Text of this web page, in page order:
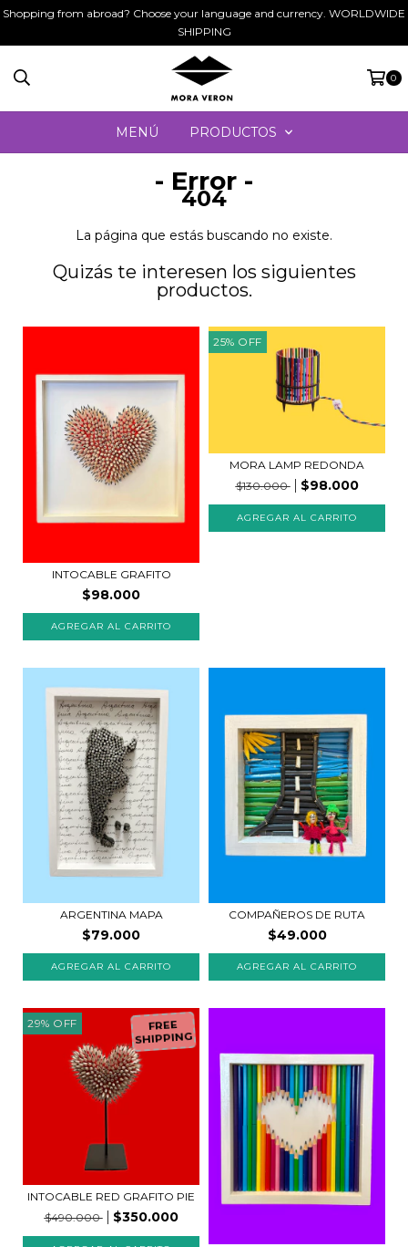
Shopping from abroad? Choose your language and currency. WORLDWIDE
SHIPPING
0
MENÚ PRODUCTOS
- Error -
404
La página que estás buscando no existe.
Quizás te interesen los siguientes
productos.
INTOCABLE GRAFITO
$98.000
AGREGAR AL CARRITO
25% OFF
MORA LAMP REDONDA
$130.000
$98.000
ARGENTINA MAPA
$79.000
COMPAÑEROS DE RUTA
$49.000
29% OFF FREE
SHIPPING
INTOCABLE RED GRAFITO PIE
$490.000
$350.000